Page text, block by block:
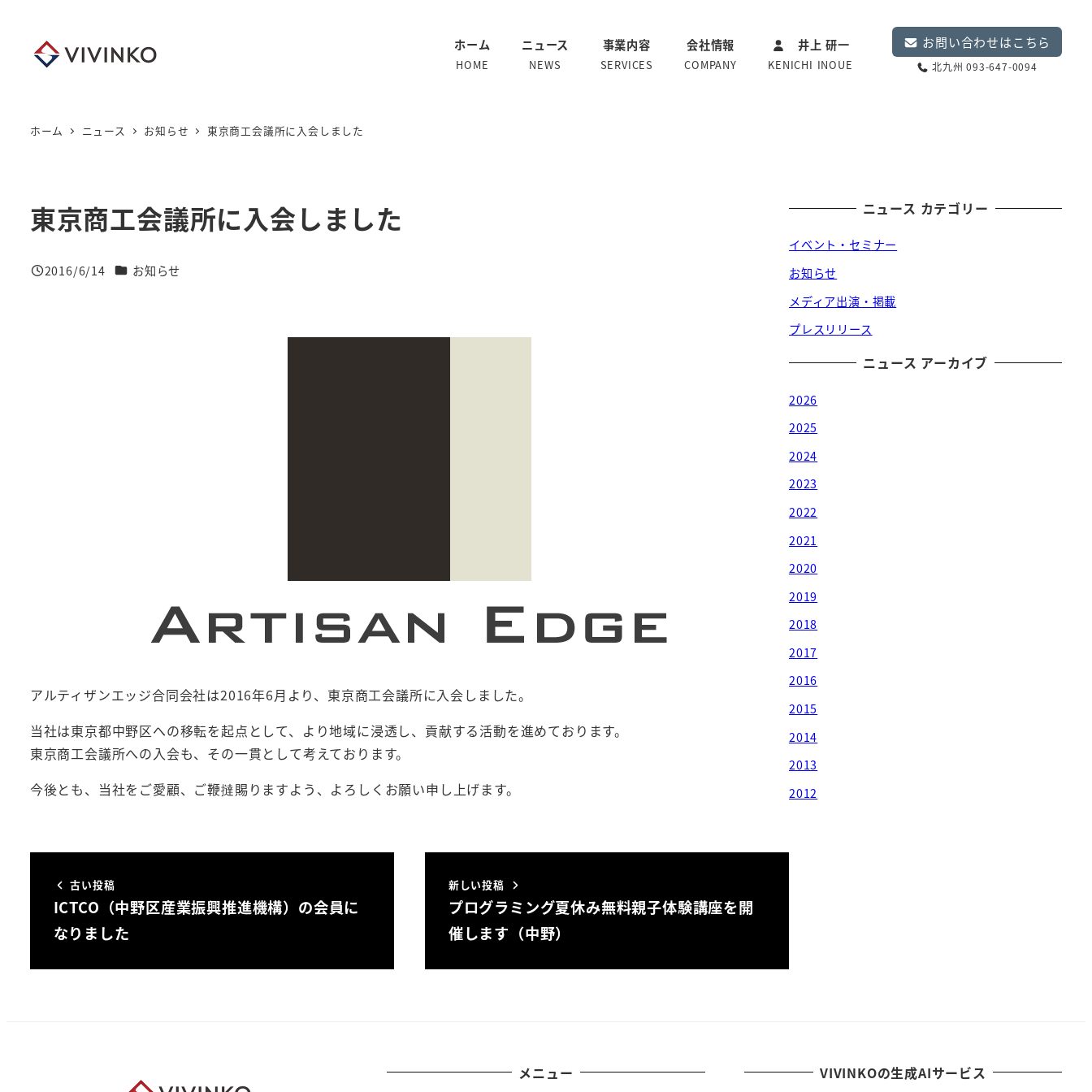
ホーム
HOME
ニュース
NEWS
事業内容
SERVICES
会社情報
COMPANY
井上 研一
KENICHI INOUE
お問い合わせはこちら
北九州 093-647-0094
ホーム ニュース お知らせ 東京商工会議所に入会しました
東京商工会議所に入会しました
投稿日
2016/6/14 ニュースカテゴリー
お知らせ
アルティザンエッジ合同会社は2016年6月より、東京商工会議所に入会しました。
当社は東京都中野区への移転を起点として、より地域に浸透し、貢献する活動を進めております。
東京商工会議所への入会も、その一貫として考えております。
今後とも、当社をご愛顧、ご鞭撻賜りますよう、よろしくお願い申し上げます。
古い投稿
ICTCO（中野区産業振興推進機構）の会員に
なりました
新しい投稿
プログラミング夏休み無料親子体験講座を開
催します（中野）
ニュース カテゴリー
イベント・セミナー
お知らせ
メディア出演・掲載
プレスリリース
ニュース アーカイブ
2026
2025
2024
2023
2022
2021
2020
2019
2018
2017
2016
2015
2014
2013
2012
メニュー VIVINKOの生成AIサービス